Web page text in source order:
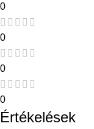
0
0
0
0
Értékelések